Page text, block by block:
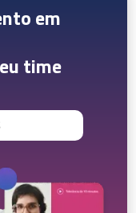
em
time